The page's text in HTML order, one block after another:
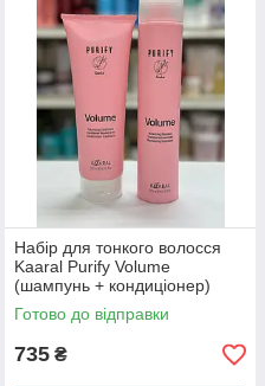
Набір для тонкого волосся
Kaaral Purify Volume
(шампунь + кондиціонер)
Готово до відправки
735 ₴